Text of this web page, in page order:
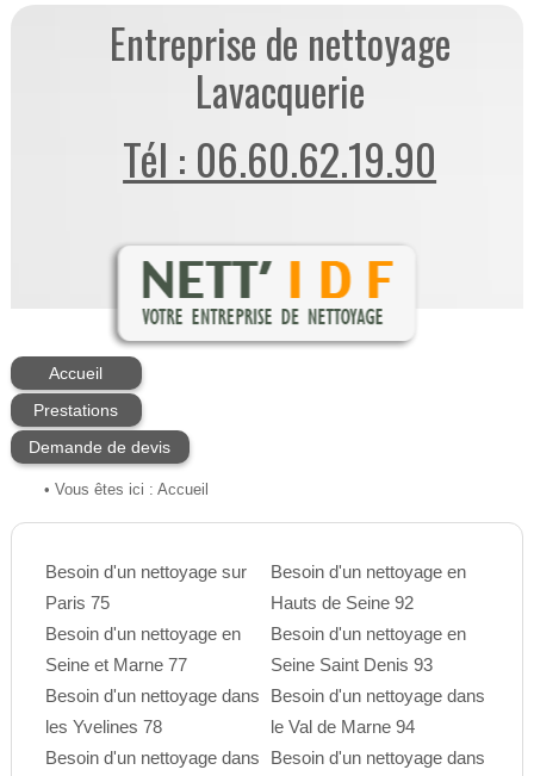
Entreprise de nettoyage
Lavacquerie
Tél : 06.60.62.19.90
Accueil
Prestations
Demande de devis
• Vous êtes ici : Accueil
Besoin d'un nettoyage sur
Paris 75
Besoin d'un nettoyage en
Seine et Marne 77
Besoin d'un nettoyage dans
les Yvelines 78
Besoin d'un nettoyage dans
Besoin d'un nettoyage en
Hauts de Seine 92
Besoin d'un nettoyage en
Seine Saint Denis 93
Besoin d'un nettoyage dans
le Val de Marne 94
Besoin d'un nettoyage dans